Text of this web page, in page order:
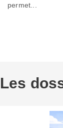
permet...
Les